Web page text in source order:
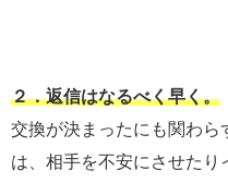
２．返信はなるべく早く。
交換が決まったにも関わら
は、相手を不安にさせたり